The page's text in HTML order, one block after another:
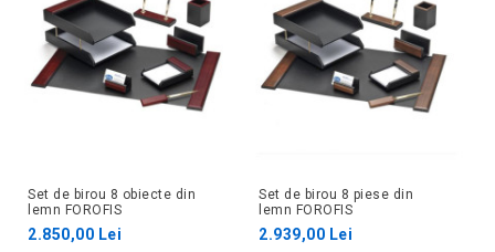
Set de birou 8 obiecte din
lemn FOROFIS
2.850,00 Lei
Set de birou 8 piese din
lemn FOROFIS
2.939,00 Lei